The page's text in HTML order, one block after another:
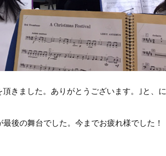
きました。ありがとうございます。｣と、
後の舞台でした。今までお疲れ様でした！